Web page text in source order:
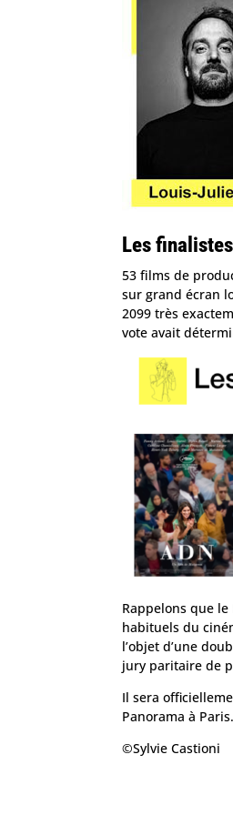
Les
53 films de
sur grand écran
2099 très
vote avait
Rappelons que
habituels du
l’objet d’une
jury paritaire de
Il sera
Panorama à
©Sylvie Castioni